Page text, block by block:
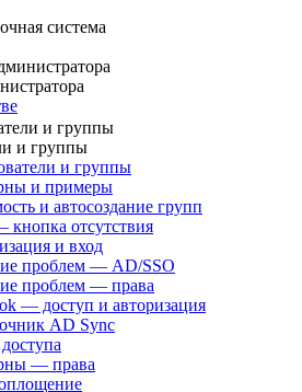
система
и группы
и группы
и группы
и примеры
и автосоздание групп
отсутствия
и вход
проблем — AD/SSO
проблем — права
— доступ и авторизация
AD Sync
— права